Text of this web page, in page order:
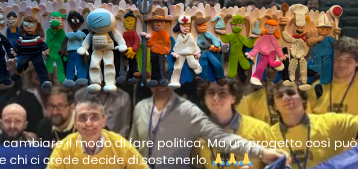
cambiare il modo di fare politica, Ma un progetto così può
chi ci crede decide di sostenerlo.